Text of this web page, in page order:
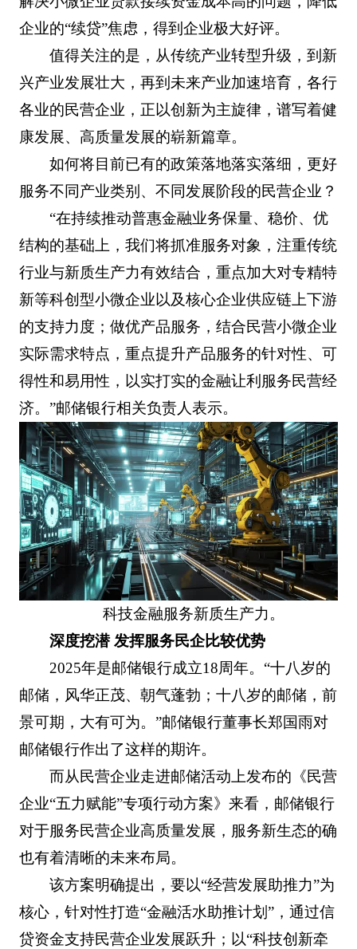
企业的“续贷”焦虑，得到企业极大好评。
值得关注的是，从传统产业转型升级，到新
兴产业发展壮大，再到未来产业加速培育，各行
各业的民营企业，正以创新为主旋律，谱写着健
康发展、高质量发展的崭新篇章。
如何将目前已有的政策落地落实落细，更好
服务不同产业类别、不同发展阶段的民营企业？
“在持续推动普惠金融业务保量、稳价、优
结构的基础上，我们将抓准服务对象，注重传统
行业与新质生产力有效结合，重点加大对专精特
新等科创型小微企业以及核心企业供应链上下游
的支持力度；做优产品服务，结合民营小微企业
实际需求特点，重点提升产品服务的针对性、可
得性和易用性，以实打实的金融让利服务民营经
济。”邮储银行相关负责人表示。
科技金融服务新质生产力。
深度挖潜 发挥服务民企比较优势
2025年是邮储银行成立18周年。“十八岁的
邮储，风华正茂、朝气蓬勃；十八岁的邮储，前
景可期，大有可为。”邮储银行董事长郑国雨对
邮储银行作出了这样的期许。
而从民营企业走进邮储活动上发布的《民营
企业“五力赋能”专项行动方案》来看，邮储银行
对于服务民营企业高质量发展，服务新生态的确
也有着清晰的未来布局。
该方案明确提出，要以“经营发展助推力”为
核心，针对性打造“金融活水助推计划”，通过信
贷资金支持民营企业发展跃升；以“科技创新牵